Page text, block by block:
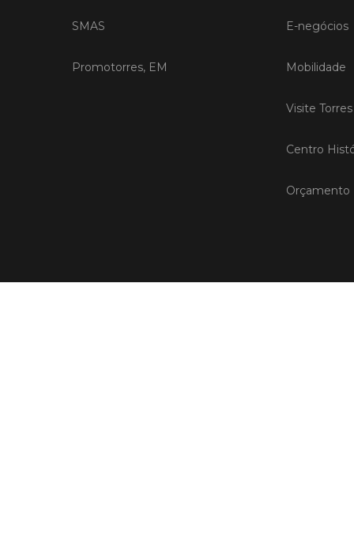
SMAS
Promotorres, EM
E-negócios
Mobilidade
Visite
Centro
Orçamento